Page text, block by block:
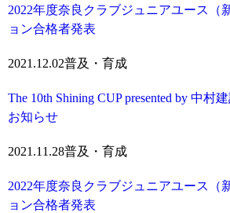
2022年度奈良クラブジュニアユース（
ョン合格者発表
2021.12.02普及・育成
The 10th Shining CUP presented by 中村
お知らせ
2021.11.28普及・育成
2022年度奈良クラブジュニアユース（
ョン合格者発表